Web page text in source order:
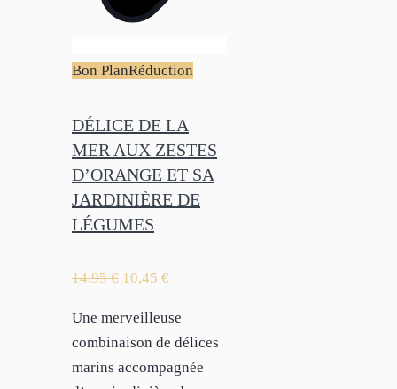
Bon PlanRéduction
DÉLICE DE LA
MER AUX ZESTES
D’ORANGE ET SA
JARDINIÈRE DE
LÉGUMES
14,95€ 10,45 €
Une merveilleuse
combinaison de délices
marins accompagnée